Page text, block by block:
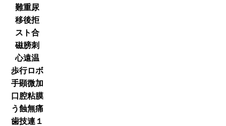
難重尿
移後拒
スト合
磁膀刺
心遠温
歩行ロボ
手顕微加
口腔粘膜
う蝕無痛
歯技連１